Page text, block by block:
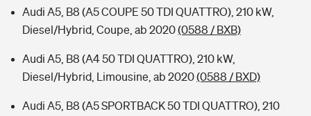
Audi A5, B8 (A5 COUPE 50 TDI QUATTRO), 210 kW,
Diesel/Hybrid, Coupe, ab 2020(0588 / BXB)
Audi A5, B8 (A4 50 TDI QUATTRO), 210 kW,
Diesel/Hybrid, Limousine, ab 2020(0588 / BXD)
Audi A5, B8 (A5 SPORTBACK 50 TDI QUATTRO), 210